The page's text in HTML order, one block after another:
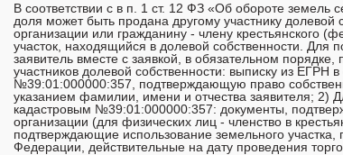
В соответствии с в п. 1 ст. 12 ФЗ «Об обороте земель
доля может быть продана другому участнику долевой
организации или гражданину - члену крестьянского
участок, находящийся в долевой собственности. Для
заявитель вместе с заявкой, в обязательном
участников долевой собственности: выписку из ЕГРН
№39:01:000000:357, подтверждающую право
указанием фамилии, имени и отчества заявителя; 2)
кадастровым №39:01:000000:357: документы,
организации (для физических лиц - членство в
подтверждающие использование земельного
Федерации, действительные на дату проведения